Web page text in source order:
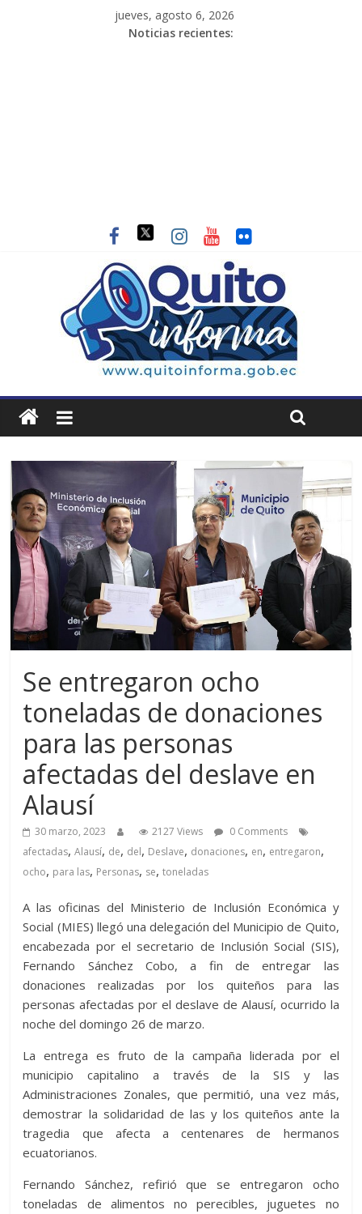
jueves, agosto 6, 2026
Noticias recientes:
Se entregaron ocho
toneladas de donaciones
para las personas
afectadas del deslave en
Alausí
30 marzo, 2023 2127 Views
0 Comments
afectadas,Alausí, de, del, Deslave, donaciones, en, entregaron,
ocho, para las, Personas, se,toneladas
A las oficinas del Ministerio de Inclusión Económica y
Social (MIES) llegó una delegación del Municipio de Quito,
encabezada por el secretario de Inclusión Social (SIS),
Fernando Sánchez Cobo, a fin de entregar las
donaciones realizadas por los quiteños para las
personas afectadas por el deslave de Alausí, ocurrido la
noche del domingo 26 de marzo.
La entrega es fruto de la campaña liderada por el
municipio capitalino a través de la SIS y las
Administraciones Zonales, que permitió, una vez más,
demostrar la solidaridad de las y los quiteños ante la
tragedia que afecta a centenares de hermanos
ecuatorianos.
Fernando Sánchez, refirió que se entregaron ocho
toneladas de alimentos no perecibles, juguetes no